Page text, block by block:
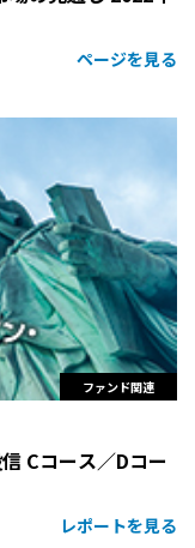
ページを見る
ファンド関連
Cコース／Dコー
レポートを見る